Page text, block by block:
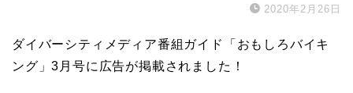
2020年2月26日
ダイバーシティメディア番組ガイド「おもしろバイキ
ング」3月号に広告が掲載されました！